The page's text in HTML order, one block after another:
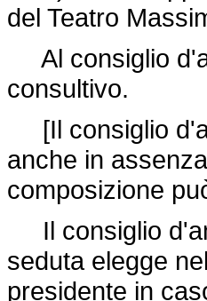
del Teatro
Al consiglio
consultivo.
[Il consiglio
anche in
composizione
Il consiglio
seduta elegge
presidente in